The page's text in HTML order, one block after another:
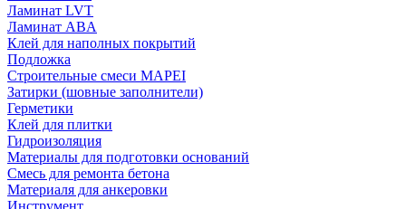
Ламинат LVT
Ламинат ABA
Клей для наполных покрытий
Подложка
Строительные смеси MAPEI
Затирки (шовные заполнители)
Герметики
Клей для плитки
Гидроизоляция
Материалы для подготовки оснований
Смесь для ремонта бетона
Материаля для анкеровки
Инструмент